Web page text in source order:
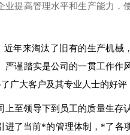
提高管理水平和生产能力
年来淘汰了旧有的生产机
谨踏实是公司的一贯工作作
广大客户及其专业人士的好
至领导下到员工的质量生存
了当前*的管理体制，*了各